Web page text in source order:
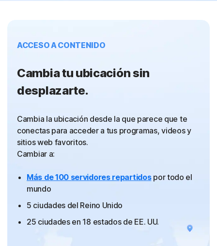
ACCESO A CONTENIDO
Cambia tu ubicación sin
desplazarte.
Cambia la ubicación desde la que parece que te
conectas para acceder a tus programas, videos y
sitios web favoritos.
Cambiar a:
Más de 100 servidores repartidospor todo el
mundo
5 ciudades del Reino Unido
25 ciudades en 18 estados de EE. UU.